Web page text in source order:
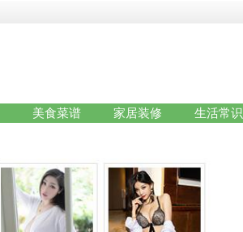
美食菜谱 家居装修 生活常识